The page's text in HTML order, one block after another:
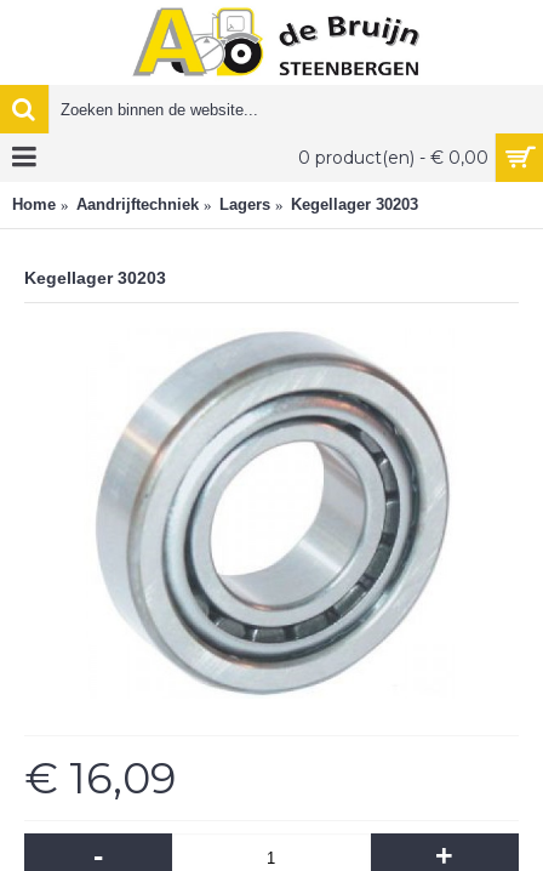
0 product(en) - € 0,00
Home Aandrijftechniek Lagers Kegellager 30203
Kegellager 30203
€ 16,09
- +